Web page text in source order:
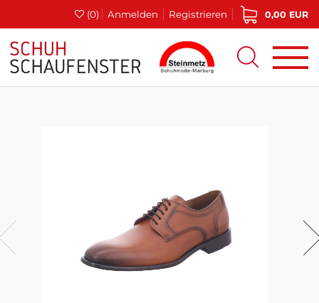
(0) Anmelden Registrieren 0,00 EUR